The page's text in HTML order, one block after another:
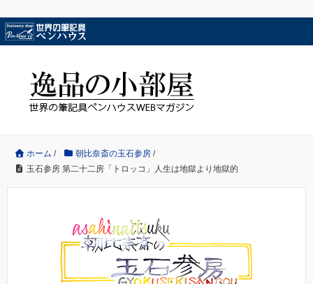
ホーム / 朝比奈斎の玉石参房 /
玉石参房 第二十二房「トロッコ」人生は地獄より地獄的